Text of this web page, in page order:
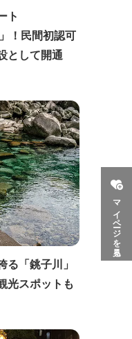
マイページを見る
ト
！民間初認可
として開通
「銚子川」
光スポットも